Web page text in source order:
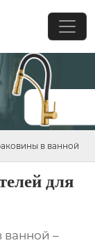
в ванной
для
ванной –